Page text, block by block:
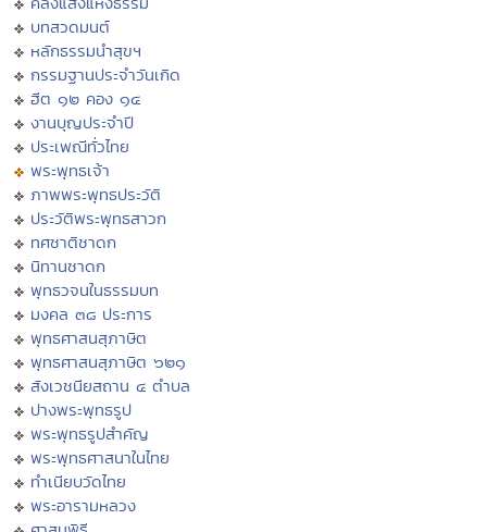
บทสวดมนต์
หลักธรรมนำสุขฯ
กรรมฐานประจำวันเกิด
ฮีต ๑๒ คอง ๑๔
งานบุญประจำปี
ประเพณีทั่วไทย
พระพุทธเจ้า
ภาพพระพุทธประวัติ
ประวัติพระพุทธสาวก
ทศชาติชาดก
นิทานชาดก
พุทธวจนในธรรมบท
มงคล ๓๘ ประการ
พุทธศาสนสุภาษิต
พุทธศาสนสุภาษิต ๖๒๑
สังเวชนียสถาน ๔ ตำบล
ปางพระพุทธรูป
พระพุทธรูปสำคัญ
พระพุทธศาสนาในไทย
ทำเนียบวัดไทย
พระอารามหลวง